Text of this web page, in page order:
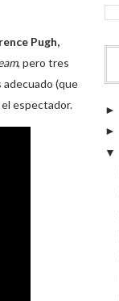
Pugh,
, pero tres
adecuado (que
espectador.
►
►
▼